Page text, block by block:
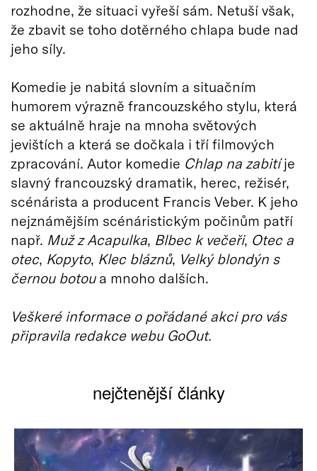
rozhodne, že situaci vyřeší sám. Netuší však,
že zbavit se toho dotěrného chlapa bude nad
jeho síly.
Komedie je nabitá slovním a situačním
humorem výrazně francouzského stylu, která
se aktuálně hraje na mnoha světových
jevištích a která se dočkala i tří filmových
zpracování. Autor komedie Chlap na zabitíje
slavný francouzský dramatik, herec, režisér,
scénárista a producent Francis Veber. K jeho
nejznámějším scénáristickým počinům patří
např. Muž z Acapulka, Blbec k večeři, Otec a
otec, Kopyto, Klec bláznů, Velký blondýn s
černou botoua mnoho dalších.
Veškeré informace o pořádané akci pro vás
připravila redakce webu GoOut.
nejčtenější články